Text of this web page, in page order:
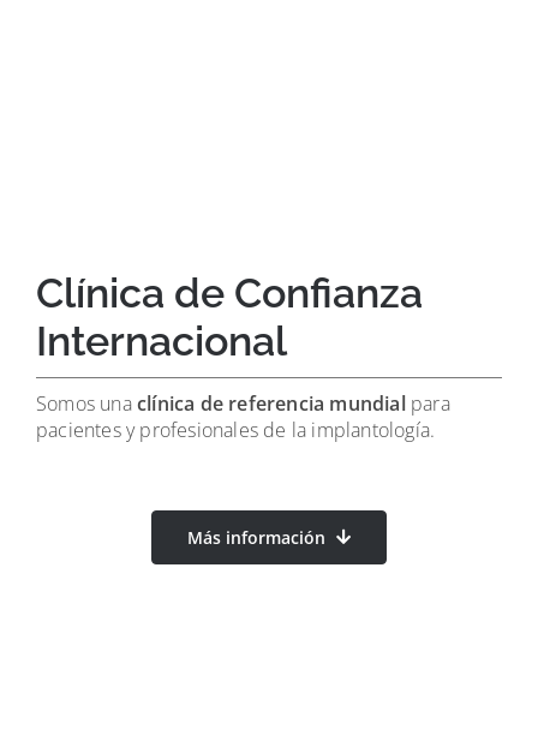
Clínica de Confianza
Internacional
Somos unaclínica de referencia mundialpara
pacientes y profesionales de la implantología.
Más información